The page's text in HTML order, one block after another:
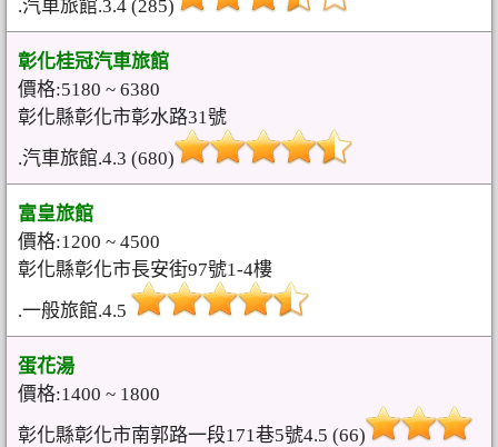
.汽車旅館.3.4 (285)
彰化桂冠汽車旅館
價格:5180 ~ 6380
彰化縣彰化市彰水路31號
.汽車旅館.4.3 (680)
富皇旅館
價格:1200 ~ 4500
彰化縣彰化市長安街97號1-4樓
.一般旅館.4.5
蛋花湯
價格:1400 ~ 1800
彰化縣彰化市南郭路一段171巷5號4.5 (66)